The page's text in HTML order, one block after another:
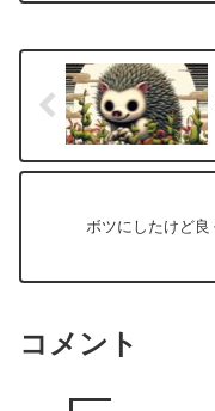
ボツにしたけど良
コメント